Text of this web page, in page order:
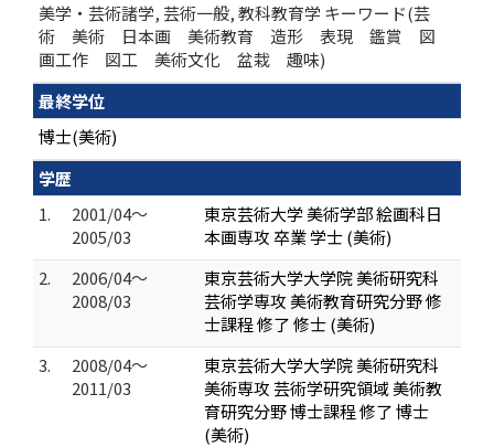
美学・芸術諸学, 芸術一般, 教科教育学 キーワード(芸
術 美術 日本画 美術教育 造形 表現 鑑賞 図
画工作 図工 美術文化 盆栽 趣味)
最終学位
博士(美術)
学歴
1.
2001/04～
2005/03
東京芸術大学 美術学部 絵画科日
本画専攻 卒業 学士 (美術)
2.
2006/04～
2008/03
東京芸術大学大学院 美術研究科
芸術学専攻 美術教育研究分野 修
士課程 修了 修士 (美術)
3.
2008/04～
2011/03
東京芸術大学大学院 美術研究科
美術専攻 芸術学研究領域 美術教
育研究分野 博士課程 修了 博士
(美術)